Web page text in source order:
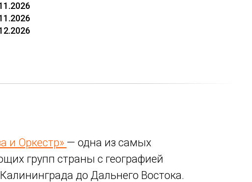
и Оркестр» — одна из самых
групп страны с географией
до Дальнего Востока.